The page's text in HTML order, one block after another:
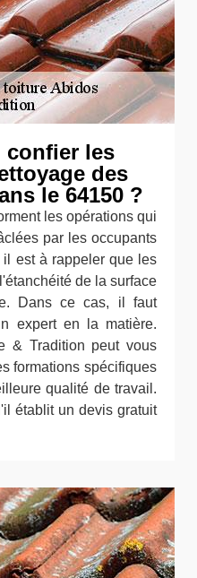
confier les
des
le 64150 ?
les opérations qui
par les occupants
est à rappeler que les
de la surface
Dans ce cas, il faut
expert en la matière.
& Tradition peut vous
formations spécifiques
qualité de travail.
établit un devis gratuit